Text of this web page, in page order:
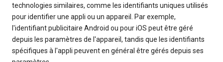
technologies similaires, comme les identifiants uniques utilisés
pour identifier une appli ou un appareil. Par exemple,
l'identifiant publicitaire Android ou pour iOS peut être géré
depuis les paramètres de l'appareil, tandis que les identifiants
spécifiques à l'appli peuvent en général être gérés depuis ses